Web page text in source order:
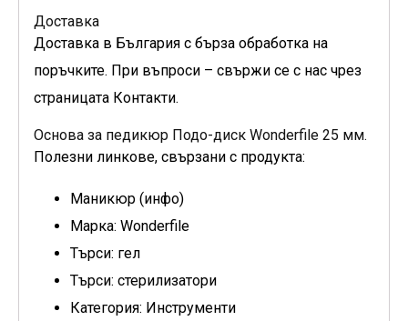
Доставка
Доставка в България с бърза обработка на
поръчките. При въпроси – свържи се с нас чрез
страницата Контакти.
Основа за педикюр Подо-диск Wonderfile 25 мм.
Полезни линкове, свързани с продукта:
Маникюр (инфо)
Марка: Wonderfile
Търси: гел
Търси: стерилизатори
Категория: Инструменти